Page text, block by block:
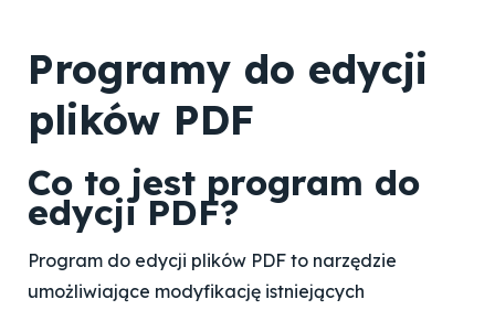
Programy do edycji
plików PDF
Co to jest program do
edycji PDF?
Program do edycji plików PDF to narzędzie
umożliwiające modyfikację istniejących